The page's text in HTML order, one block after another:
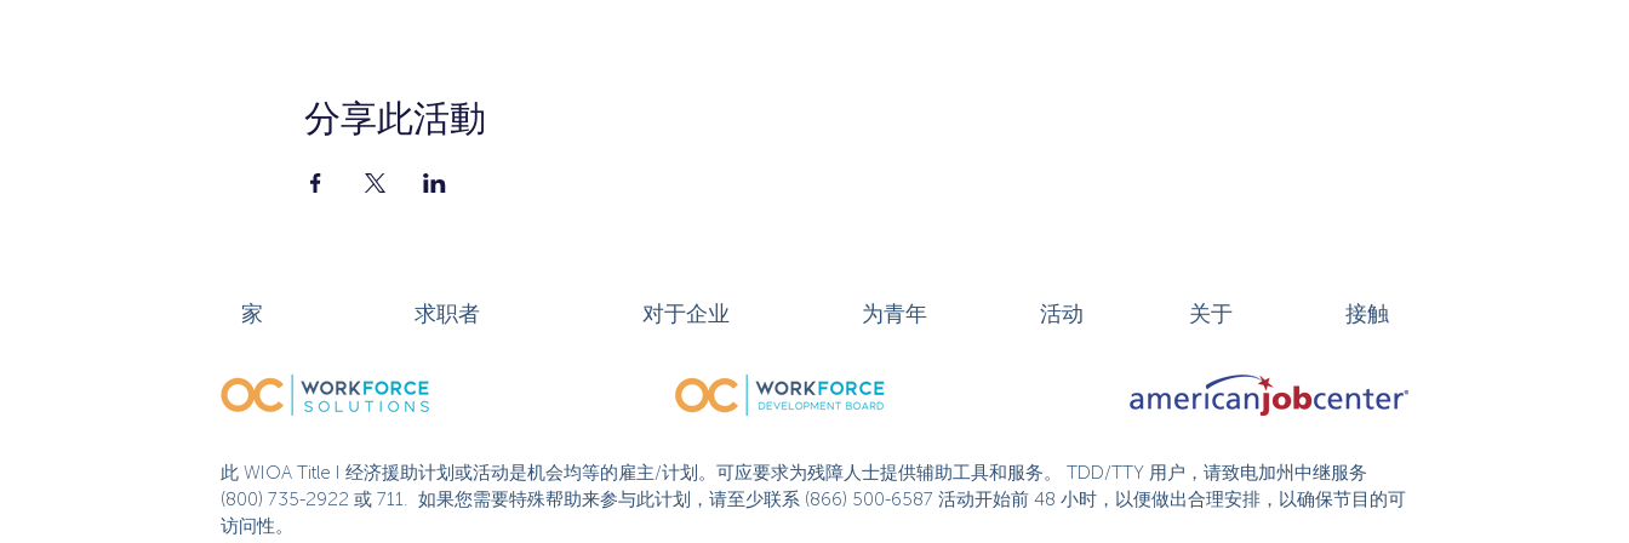
分享此活動
家 求职者 对于企业 为青年 活动 关于 接触
此 WIOA Title I 经济援助计划或活动是机会均等的雇主/计划。可应要求为残障人士提供辅助工具和服务。 TDD/TTY 用户，请致电加州中继服务
(800) 735-2922 或 711. 如果您需要特殊帮助来参与此计划，请至少联系 (866) 500-6587 活动开始前 48 小时，以便做出合理安排，以确保节目的可
访问性。